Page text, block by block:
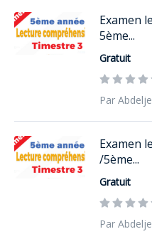
Examen
5ème...
Gratuit
Par
Examen
/5ème...
Gratuit
Par